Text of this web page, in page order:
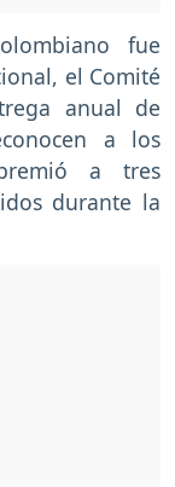
fue
el Comité
anual de
a los
a tres
durante la